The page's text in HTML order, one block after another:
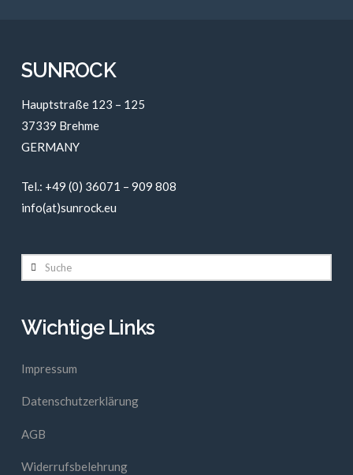
SUNROCK
Hauptstraße 123 – 125
37339 Brehme
GERMANY
Tel.: +49 (0) 36071 – 909 808
info(at)sunrock.eu
Suche
Wichtige Links
Impressum
Datenschutzerklärung
AGB
Widerrufsbelehrung